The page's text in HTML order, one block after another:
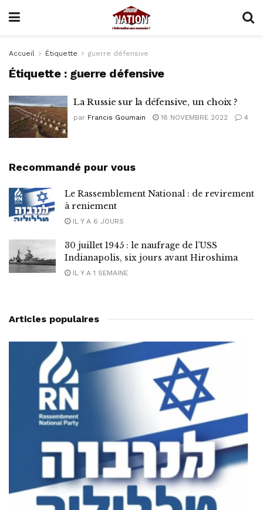
Accueil Étiquette guerre défensive
Étiquette : guerre défensive
La Russie sur la défensive, un choix ?
par Francis Goumain 18 NOVEMBRE 2022 4
Recommandé pour vous
Le Rassemblement National : de revirement
à reniement
IL Y A 6 JOURS
30 juillet 1945 : le naufrage de l’USS
Indianapolis, six jours avant Hiroshima
IL Y A 1 SEMAINE
Articles populaires